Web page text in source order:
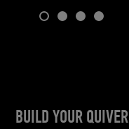
BUILD YOUR QUIVER